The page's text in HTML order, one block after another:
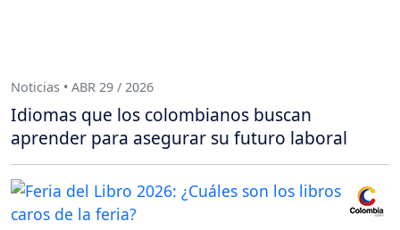
Noticias • ABR 29 / 2026
Idiomas que los colombianos buscan
aprender para asegurar su futuro laboral